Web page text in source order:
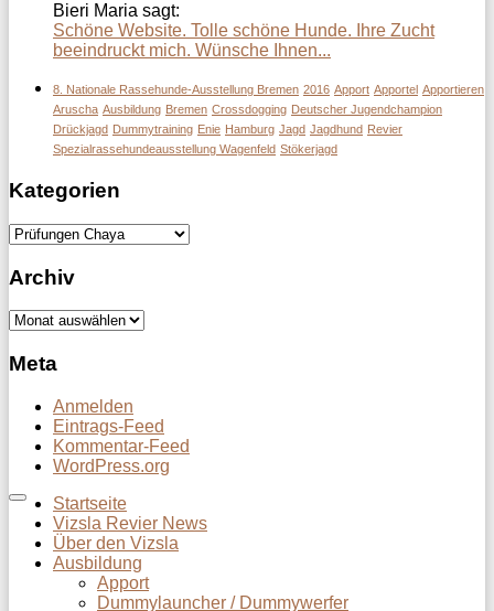
Bieri Maria sagt:
Schöne Website. Tolle schöne Hunde. Ihre Zucht
beeindruckt mich. Wünsche Ihnen...
8. Nationale Rassehunde-Ausstellung Bremen 2016 Apport Apportel Apportieren
Aruscha Ausbildung Bremen Crossdogging Deutscher Jugendchampion
Drückjagd Dummytraining Enie Hamburg Jagd Jagdhund Revier
Spezialrassehundeausstellung Wagenfeld Stökerjagd
Kategorien
Kategorien
Archiv
Archiv
Meta
Anmelden
Eintrags-Feed
Kommentar-Feed
WordPress.org
Startseite
Vizsla Revier News
Über den Vizsla
Ausbildung
Apport
Dummylauncher / Dummywerfer